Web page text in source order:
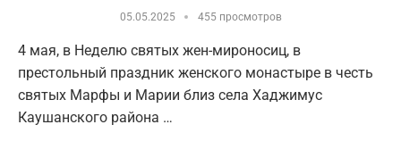
05.05.2025 455 просмотров
4 мая, в Неделю святых жен-мироносиц, в
престольный праздник женского монастыре в честь
святых Марфы и Марии близ села Хаджимус
Каушанского района …